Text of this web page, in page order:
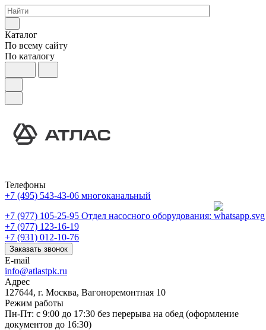
Каталог
По всему сайту
По каталогу
Телефоны
+7 (495) 543-43-06 многоканальный
+7 (977) 105-25-95 Отдел насосного оборудования:
+7 (977) 123-16-19
+7 (931) 012-10-76
Заказать звонок
E-mail
info@atlastpk.ru
Адрес
127644, г. Москва, Вагоноремонтная 10
Режим работы
Пн-Пт: с 9:00 до 17:30 без перерыва на обед (оформление
документов до 16:30)